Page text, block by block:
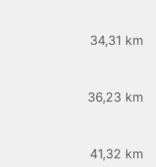
34,31 km
36,23 km
41,32 km